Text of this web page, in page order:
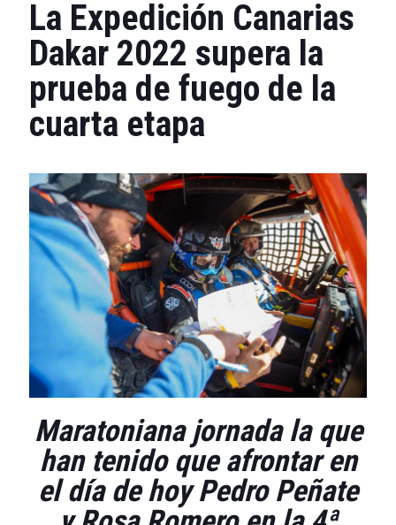
La Expedición Canarias
Dakar 2022 supera la
prueba de fuego de la
cuarta etapa
Maratoniana jornada la que
han tenido que afrontar en
el día de hoy Pedro Peñate